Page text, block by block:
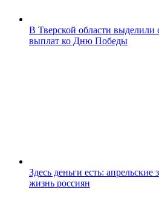
В Тверской области выделили
выплат ко Дню Победы
Здесь деньги есть:
жизнь россиян